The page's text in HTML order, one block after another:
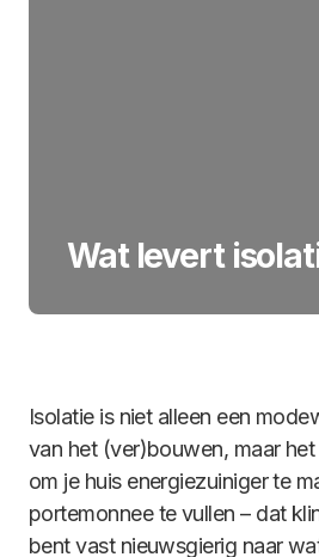
Wat levert
Isolatie is niet alleen een
van het (ver)bouwen, maar
om je huis energiezuiniger te
portemonnee te vullen – dat
bent vast nieuwsgierig naar